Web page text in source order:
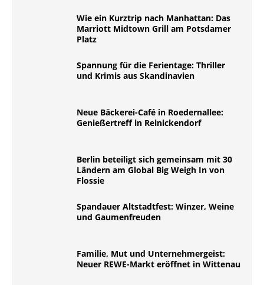
Wie ein Kurztrip nach Manhattan: Das
Marriott Midtown Grill am Potsdamer
Platz
Spannung für die Ferientage: Thriller
und Krimis aus Skandinavien
Neue Bäckerei-Café in Roedernallee:
Genießertreff in Reinickendorf
Berlin beteiligt sich gemeinsam mit 30
Ländern am Global Big Weigh In von
Flossie
Spandauer Altstadtfest: Winzer, Weine
und Gaumenfreuden
Familie, Mut und Unternehmergeist:
Neuer REWE-Markt eröffnet in Wittenau